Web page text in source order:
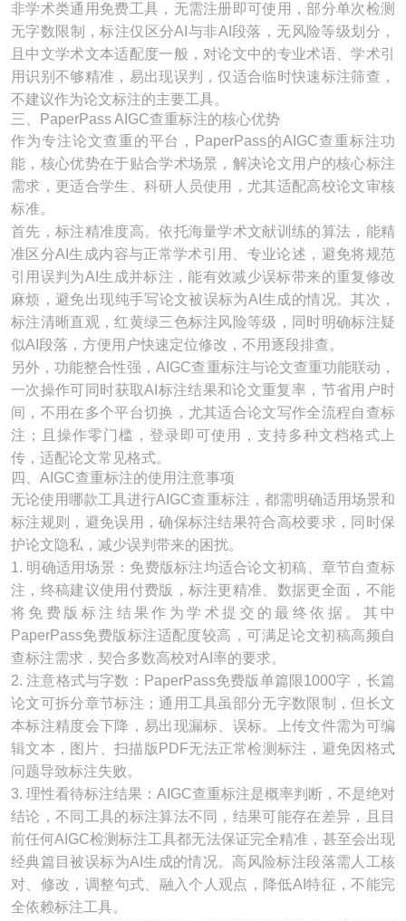
非学术类通用免费工具，无需注册即可使用，部分单次检测
无字数限制，标注仅区分AI与非AI段落，无风险等级划分，
且中文学术文本适配度一般，对论文中的专业术语、学术引
用识别不够精准，易出现误判，仅适合临时快速标注筛查，
不建议作为论文标注的主要工具。
三、PaperPass AIGC查重标注的核心优势
作为专注论文查重的平台，PaperPass的AIGC查重标注功
能，核心优势在于贴合学术场景，解决论文用户的核心标注
需求，更适合学生、科研人员使用，尤其适配高校论文审核
标准。
首先，标注精准度高。依托海量学术文献训练的算法，能精
准区分AI生成内容与正常学术引用、专业论述，避免将规范
引用误判为AI生成并标注，能有效减少误标带来的重复修改
麻烦，避免出现纯手写论文被误标为AI生成的情况。其次，
标注清晰直观，红黄绿三色标注风险等级，同时明确标注疑
似AI段落，方便用户快速定位修改，不用逐段排查。
另外，功能整合性强，AIGC查重标注与论文查重功能联动，
一次操作可同时获取AI标注结果和论文重复率，节省用户时
间，不用在多个平台切换，尤其适合论文写作全流程自查标
注；且操作零门槛，登录即可使用，支持多种文档格式上
传，适配论文常见格式。
四、AIGC查重标注的使用注意事项
无论使用哪款工具进行AIGC查重标注，都需明确适用场景和
标注规则，避免误用，确保标注结果符合高校要求，同时保
护论文隐私，减少误判带来的困扰。
1. 明确适用场景：免费版标注均适合论文初稿、章节自查标
注，终稿建议使用付费版，标注更精准、数据更全面，不能
将免费版标注结果作为学术提交的最终依据。其中
PaperPass免费版标注适配度较高，可满足论文初稿高频自
查标注需求，契合多数高校对AI率的要求。
2. 注意格式与字数：PaperPass免费版单篇限1000字，长篇
论文可拆分章节标注；通用工具虽部分无字数限制，但长文
本标注精度会下降，易出现漏标、误标。上传文件需为可编
辑文本，图片、扫描版PDF无法正常检测标注，避免因格式
问题导致标注失败。
3. 理性看待标注结果：AIGC查重标注是概率判断，不是绝对
结论，不同工具的标注算法不同，结果可能存在差异，且目
前任何AIGC检测标注工具都无法保证完全精准，甚至会出现
经典篇目被误标为AI生成的情况。高风险标注段落需人工核
对、修改，调整句式、融入个人观点，降低AI特征，不能完
全依赖标注工具。